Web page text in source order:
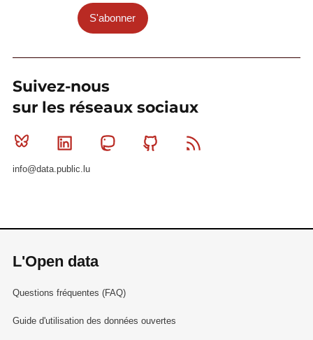
S'abonner
Suivez-nous
sur les réseaux sociaux
Bluesky Linkedin MastodonGithub
info@data.public.lu
L'Open data
Questions fréquentes (FAQ)
Guide d'utilisation des données ouvertes